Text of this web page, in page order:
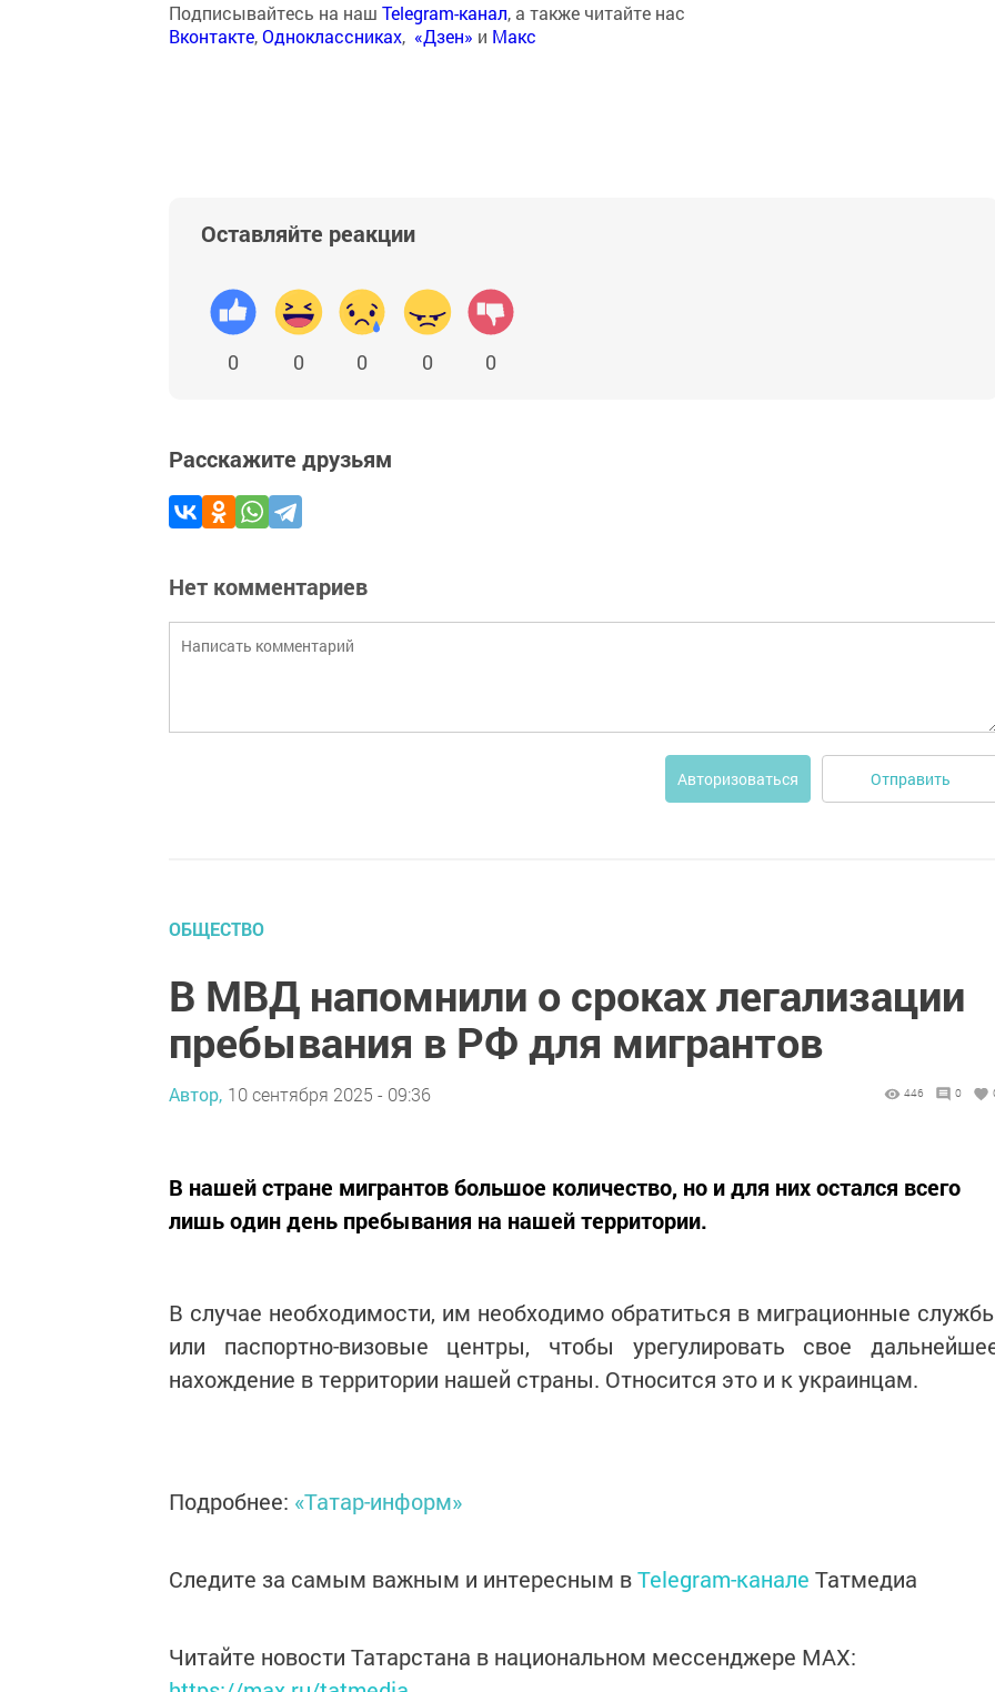
Подписывайтесь на наш Telegram-канал, а также читайте нас
Вконтакте,Одноклассниках, «Дзен» и Макс
Оставляйте реакции
0 0 0 0 0
Расскажите друзьям
Нет комментариев
Авторизоваться Отправить
ОБЩЕСТВО
В МВД напомнили о сроках легализации
пребывания в РФ для мигрантов
Автор, 10 сентября 2025 - 09:36 446 0
В нашей стране мигрантов большое количество, но и для них остался всего
лишь один день пребывания на нашей территории.
В случае необходимости, им необходимо обратиться в миграционные
или паспортно-визовые центры, чтобы урегулировать свое
нахождение в территории нашей страны. Относится это и к украинцам.
Подробнее: «Татар-информ»
Следите за самым важным и интересным вTelegram-канале Татмедиа
Читайте новости Татарстана в национальном мессенджере MАХ: